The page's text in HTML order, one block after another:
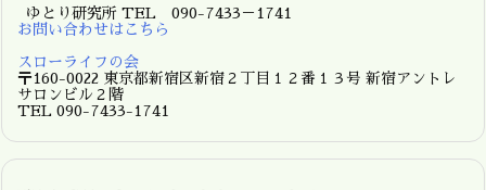
ゆとり研究所 TEL 090-7433－1741
お問い合わせはこちら
スローライフの会
〒160-0022 東京都新宿区新宿２丁目１２番１３号 新宿アントレ
サロンビル２階
TEL 090-7433-1741